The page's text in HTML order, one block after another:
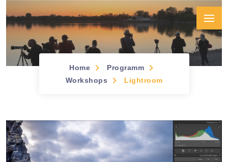
Workshops &
Home
Programm
Workshops
Lightroom